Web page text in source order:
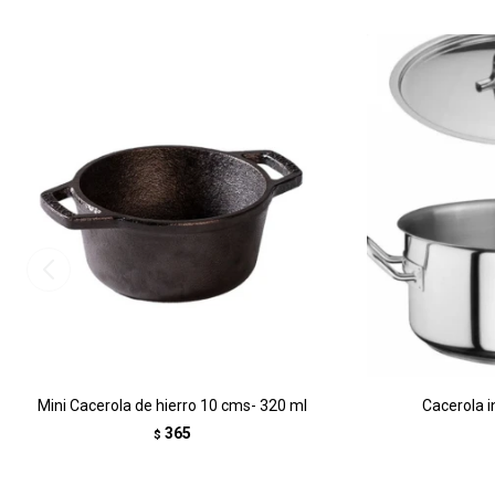
Mini Cacerola de hierro 10 cms- 320 ml
$ 365
Cacerola